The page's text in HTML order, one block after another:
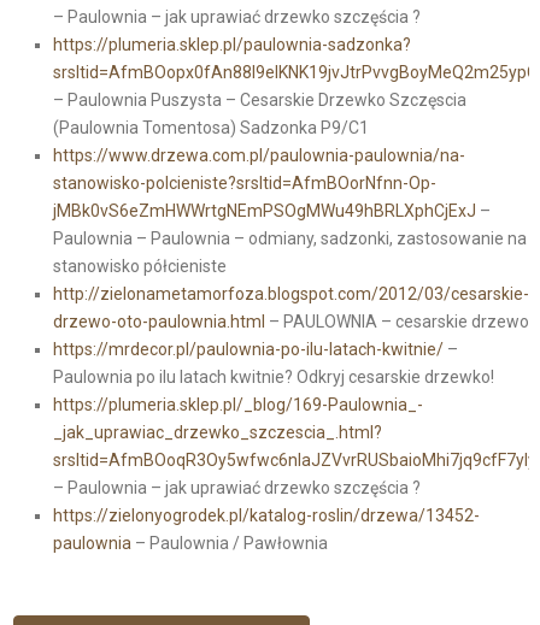
– Paulownia – jak uprawiać drzewko szczęścia ?
https://plumeria.sklep.pl/paulownia-sadzonka?
– Paulownia Puszysta – Cesarskie Drzewko Szczęscia
(Paulownia Tomentosa) Sadzonka P9/C1
https://www.drzewa.com.pl/paulownia-paulownia/na-
stanowisko-polcieniste?srsltid=AfmBOorNfnn-Op-
jMBk0vS6eZmHWWrtgNEmPSOgMWu49hBRLXphCjExJ –
Paulownia – Paulownia – odmiany, sadzonki, zastosowanie na
stanowisko półcieniste
http://zielonametamorfoza.blogspot.com/2012/03/cesarskie-
drzewo-oto-paulownia.html – PAULOWNIA – cesarskie drzewo
https://mrdecor.pl/paulownia-po-ilu-latach-kwitnie/–
Paulownia po ilu latach kwitnie? Odkryj cesarskie drzewko!
https://plumeria.sklep.pl/_blog/169-Paulownia_-
_jak_uprawiac_drzewko_szczescia_.html?
– Paulownia – jak uprawiać drzewko szczęścia ?
https://zielonyogrodek.pl/katalog-roslin/drzewa/13452-
paulownia – Paulownia / Pawłownia